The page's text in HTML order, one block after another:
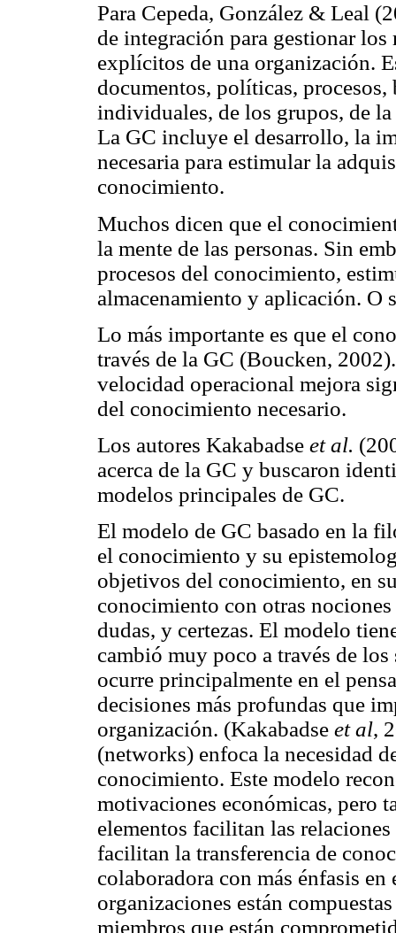
Para Cepeda, González & Leal
de integración para gestionar
explícitos de una organización.
documentos, políticas,
individuales, de los grupos, de
La GC incluye el desarrollo, la
necesaria para estimular la
conocimiento.
Muchos dicen que el
la mente de las personas. Sin
procesos del conocimiento,
almacenamiento y aplicación. O
Lo más importante es que el
través de la GC (Boucken,
velocidad operacional mejora
del conocimiento necesario.
Los autores Kakabadse et al.
acerca de la GC y buscaron
modelos principales de GC.
El modelo de GC basado en la
el conocimiento y su
objetivos del conocimiento, en
conocimiento con otras
dudas, y certezas. El modelo
cambió muy poco a través de
ocurre principalmente en el
decisiones más profundas que
organización. (Kakabadse et al,
(networks) enfoca la necesidad
conocimiento. Este modelo
motivaciones económicas, pero
elementos facilitan las
facilitan la transferencia de
colaboradora con más énfasis
organizaciones están
miembros que están